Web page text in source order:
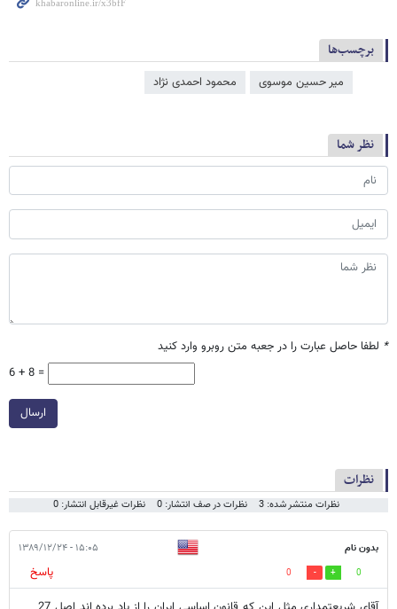
برچسب‌ها
میر حسین موسوی محمود احمدی ‌نژاد
نظر شما
* لطفا حاصل عبارت را در جعبه متن روبرو وارد کنید
6 + 8 =
ارسال
نظرات
نظرات منتشر شده: 3 نظرات در صف انتشار: 0 نظرات غیرقابل انتشار: 0
بدون نام ۱۵:۰۵ - ۱۳۸۹/۱۲/۲۴
0
0
پاسخ